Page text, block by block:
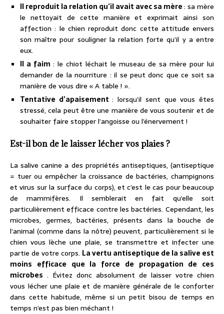
Il reproduit la relation qu’il avait avec sa mère: sa mère
le nettoyait de cette manière et exprimait ainsi son
affection : le chien reproduit donc cette attitude envers
son maître pour souligner la relation forte qu’il y a entre
eux.
Il a faim : le chiot léchait le museau de sa mère pour lui
demander de la nourriture : il se peut donc que ce soit sa
manière de vous dire « A table ! ».
Tentative d’apaisement: lorsqu’il sent que vous êtes
stressé, cela peut être une manière de vous soutenir et de
souhaiter faire stopper l’angoisse ou l’énervement !
Est-il bon de le laisser lécher vos plaies ?
La salive canine a des propriétés antiseptiques, (antiseptique
= tuer ou empêcher la croissance de bactéries, champignons
et virus sur la surface du corps), et c’est le cas pour beaucoup
de mammifères. Il semblerait en fait qu’elle soit
particulièrement efficace contre les bactéries. Cependant, les
microbes, germes, bactéries, présents dans la bouche de
l’animal (comme dans la nôtre) peuvent, particulièrement si le
chien vous lèche une plaie, se transmettre et infecter une
partie de votre corps. La vertu antiseptique de la salive est
moins efficace que la force de propagation de ces
microbes . Évitez donc absolument de laisser votre chien
vous lécher une plaie et de manière générale de le conforter
dans cette habitude, même si un petit bisou de temps en
temps n’est pas bien méchant !